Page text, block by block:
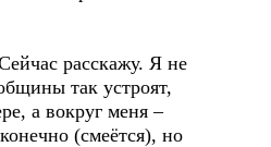
расскажу. Я не
так устроят,
а вокруг меня –
(смеётся), но